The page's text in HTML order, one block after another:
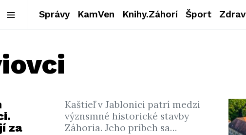
Správy KamVen Knihy.Záhorí Šport
za
Kaštieľ v Jablonici patrí medzi
význsmné historické stavby
Záhoria. Jeho príbeh sa…